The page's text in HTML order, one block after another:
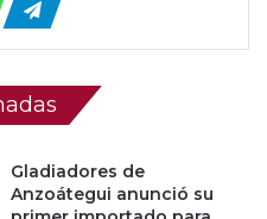
Gladiadores de
Anzoátegui anunció su